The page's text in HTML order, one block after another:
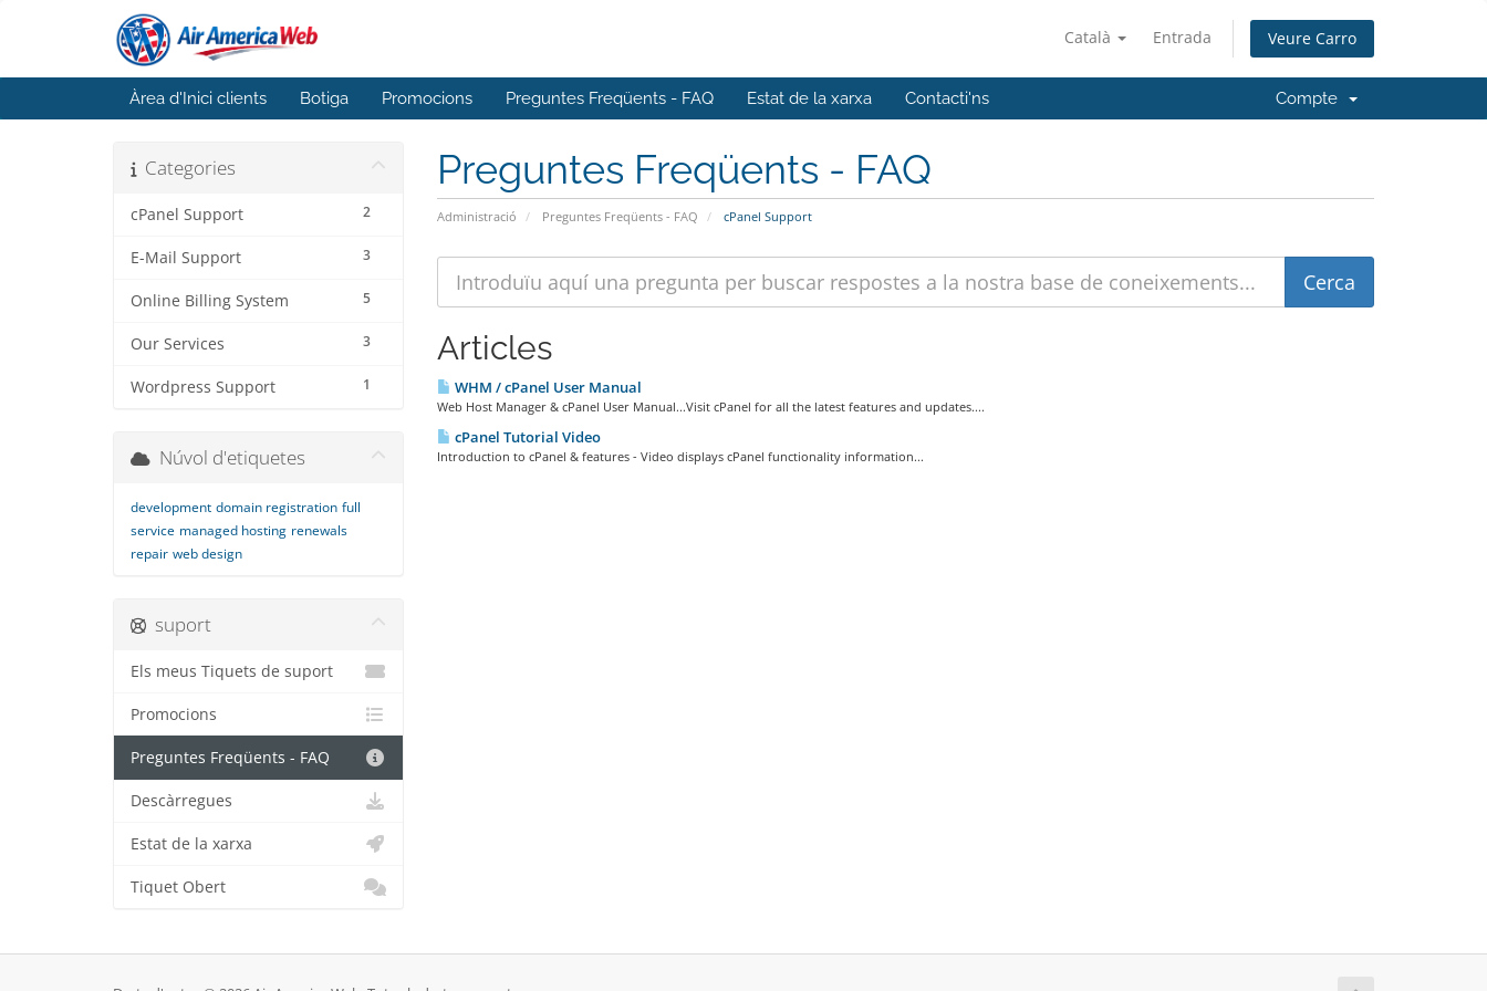
Català Entrada Veure Carro
Àrea d'Inici clients Botiga Promocions Preguntes Freqüents - FAQ Estat de la xarxa Contacti'ns Compte
Preguntes Freqüents - FAQ
Administració Preguntes Freqüents - FAQ cPanel Support
Categories
2
cPanel Support
3
E-Mail Support
5
Online Billing System
3
Our Services
1
Wordpress Support
Articles
WHM / cPanel User Manual
Web Host Manager & cPanel User Manual...Visit cPanel for all the latest features and updates....
cPanel Tutorial Video
Introduction to cPanel & features - Video displays cPanel functionality information...
Núvol d'etiquetes
development domain registration full
service managed hosting renewals
repair web design
suport
Els meus Tiquets de suport
Promocions
Preguntes Freqüents - FAQ
Descàrregues
Estat de la xarxa
Tiquet Obert